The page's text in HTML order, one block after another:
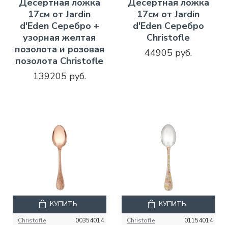
17см от Jardin
d'Eden Серебро +
узорная желтая
позолота и розовая
позолота Christofle
139205 руб.
17см от Jardin
d'Eden Серебро
Christofle
44905 руб.
Christofle 00354014
КУПИТЬ
Christofle 01154014
КУПИТЬ